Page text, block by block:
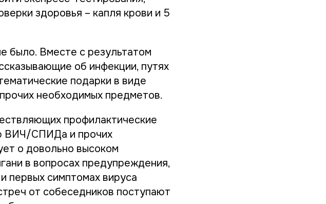
здоровья – капля крови и 5
было. Вместе с результатом
об инфекции, путях
подарки в виде
необходимых предметов.
профилактические
ВИЧ/СПИДа и прочих
о довольно высоком
в вопросах предупреждения,
первых симптомах вируса
от собеседников поступают